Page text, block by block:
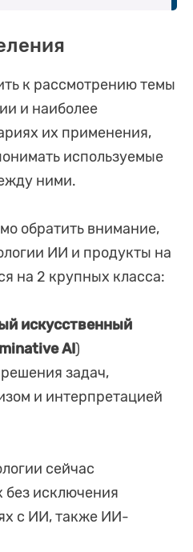
к рассмотрению темы
и наиболее
их применения,
используемые
ними.
обратить внимание,
ИИ и продукты на
на 2 крупных класса:
искусственный
AI)
задач,
и интерпретацией
сейчас
без исключения
с ИИ, также ИИ-